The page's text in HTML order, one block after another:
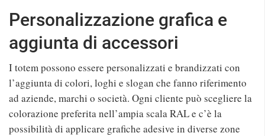
Personalizzazione grafica e
aggiunta di accessori
I totem possono essere personalizzati e brandizzati con
l’aggiunta di colori, loghi e slogan che fanno riferimento
ad aziende, marchi o società. Ogni cliente può scegliere la
colorazione preferita nell’ampia scala RAL e c’è la
possibilità di applicare grafiche adesive in diverse zone